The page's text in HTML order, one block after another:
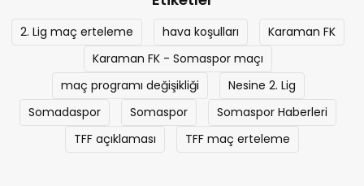
2. Lig maç erteleme hava koşulları
Karaman FK
Karaman FK - Somaspor maçı
maç programı değişikliği
Nesine 2. Lig
Somadaspor
Somaspor
Somaspor Haberleri
TFF açıklaması
TFF maç erteleme